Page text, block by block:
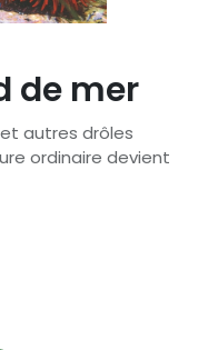
de mer
autres drôles
ordinaire devient